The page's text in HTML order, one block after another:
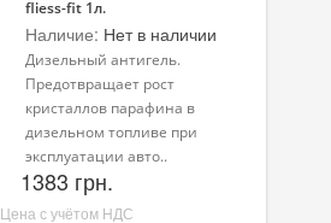
fliess-fit 1л.
Наличие: Нет в наличии
Дизельный антигель.
Предотвращает рост
кристаллов парафина в
дизельном топливе при
эксплуатации авто..
1383 грн.
Цена с учётом НДС